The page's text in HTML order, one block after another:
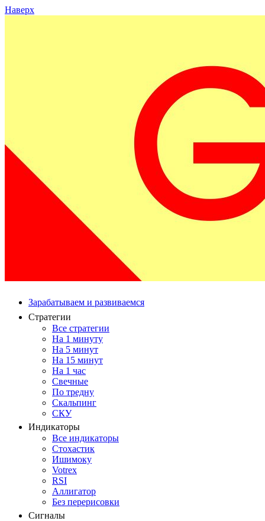
Наверх
Зарабатываем и развиваемся
Стратегии
Все стратегии
На 1 минуту
На 5 минут
На 15 минут
На 1 час
Свечные
По тредну
Скальпинг
СКУ
Индикаторы
Все индикаторы
Стохастик
Ишимоку
Votrex
RSI
Аллигатор
Без перерисовки
Сигналы